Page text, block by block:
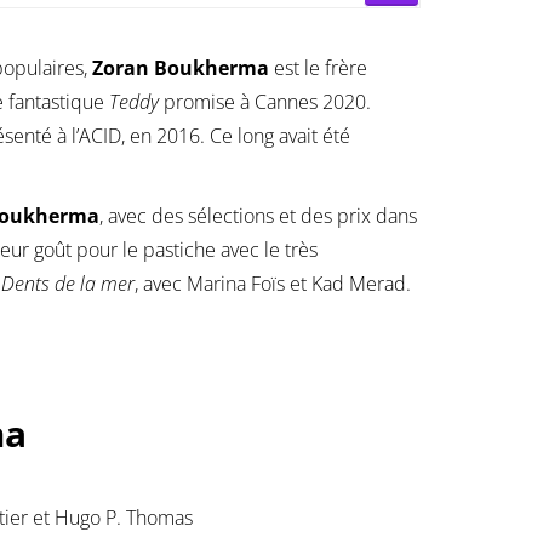
Zoran Boukherma est le frère
fantastique Teddypromise à Cannes 2020.
à l’ACID, en 2016. Ce long avait été
, avec des sélections et des prix dans
goût pour le pastiche avec le très
Dents de la mer, avec Marina Foïs et Kad Merad.
et Hugo P. Thomas